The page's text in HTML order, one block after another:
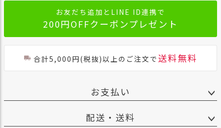
お友だち追加とLINE ID連携で
200円OFFクーポンプレゼント
合計5,000円(税抜)以上のご注文で 送料無料
お支払い
配送・送料